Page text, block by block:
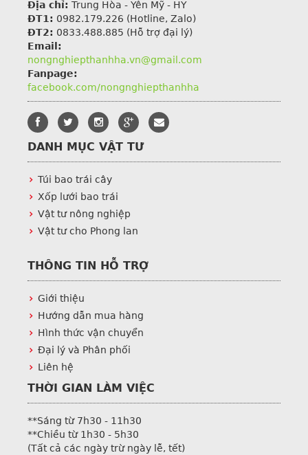
Địa chỉ: Trung Hòa - Yên Mỹ - HY
ĐT1: 0982.179.226 (Hotline, Zalo)
ĐT2: 0833.488.885 (Hỗ trợ đại lý)
Email:
nongnghiepthanhha.vn@gmail.com
Fanpage:
facebook.com/nongnghiepthanhha
DANH MỤC VẬT TƯ
Túi bao trái cây
Xốp lưới bao trái
Vật tư nông nghiệp
Vật tư cho Phong lan
THÔNG TIN HỖ TRỢ
Giới thiệu
Hướng dẫn mua hàng
Hình thức vận chuyển
Đại lý và Phân phối
Liên hệ
THỜI GIAN LÀM VIỆC
**Sáng từ 7h30 - 11h30
**Chiều từ 1h30 - 5h30
(Tất cả các ngày trừ ngày lễ, tết)